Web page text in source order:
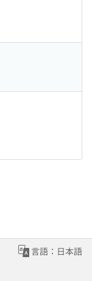
言語：日本語